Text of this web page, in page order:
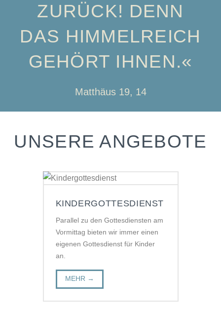
ZURÜCK! DENN
DAS HIMMELREICH
GEHÖRT IHNEN.«
Matthäus 19, 14
UNSERE ANGEBOTE
KINDER­GOTTESDIENST
Parallel zu den Gottesdiensten am
Vormittag bieten wir immer einen
eigenen Gottesdienst für Kinder
an.
MEHR →